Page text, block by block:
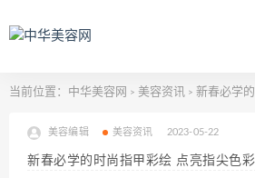
当前位置： 中华美容网 > 美容资讯 > 新春必学的
美容编辑 美容资讯 2023-05-22
新春必学的时尚指甲彩绘 点亮指尖色彩